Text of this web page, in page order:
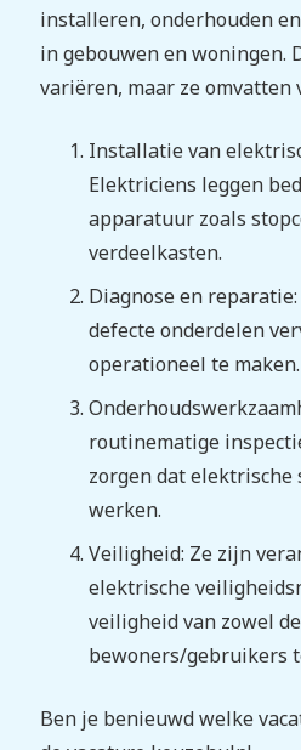
installeren, onderhouden
in gebouwen en woningen.
variëren, maar ze omvatten
Installatie van
Elektriciens leggen
apparatuur zoals
verdeelkasten.
Diagnose en
defecte onderdelen
operationeel te maken.
routinematige
zorgen dat
werken.
Veiligheid: Ze zijn
elektrische
veiligheid van zowel
bewoners/gebruikers
Ben je benieuwd welke